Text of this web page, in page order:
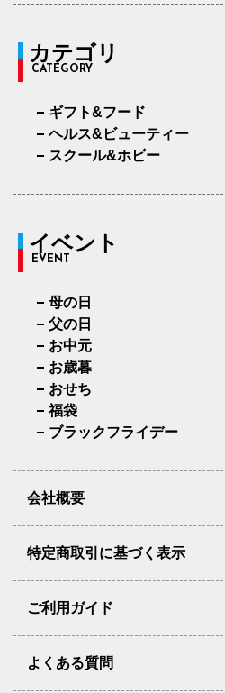
カテゴリ
CATEGORY
ギフト&フード
ヘルス&ビューティー
スクール&ホビー
イベント
EVENT
母の日
父の日
お中元
お歳暮
おせち
福袋
ブラックフライデー
会社概要
特定商取引に基づく表示
ご利用ガイド
よくある質問